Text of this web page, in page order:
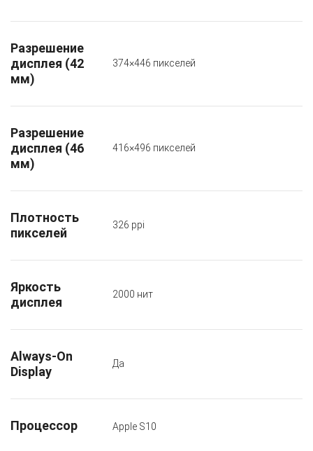
Разрешение
дисплея (42
мм)
374×446 пикселей
Разрешение
дисплея (46
мм)
416×496 пикселей
Плотность
пикселей
326 ppi
Яркость
дисплея
2000 нит
Always-On
Display
Да
Процессор Apple S10